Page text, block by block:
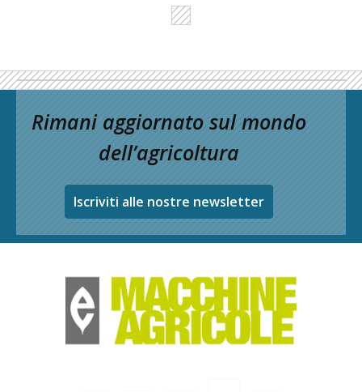
Rimani aggiornato sul mondo
dell’agricoltura
Iscriviti alle nostre newsletter